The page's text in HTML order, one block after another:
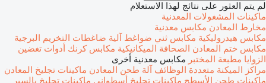
لم يتم العثور على نتائج لهذا الاستعلام
ماكينات المشغولات المعدنية
مخارط المعادن مكابس معدنية
مكابس هيدروليكية مكابس ثني ضواغط آلية ضاغطات التخريم البرجية
مكابس ختم المعادن الصحافة الميكانيكية مكابس كرنك أدوات تغضين
الزوايا مطبعة المختبر مكابس معدنية أخرى
مراكز الميكنة متعددة الوظائف آلة طحن المعادن ماكينات تجليخ المعادن
ماكينات طحن الأسطح ماكينات تجليخ أسطواني ماكينات تجليخ بالسير